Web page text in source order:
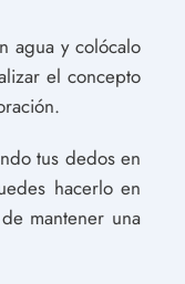
agua y colócalo
el concepto
tus dedos en
hacerlo en
mantener una